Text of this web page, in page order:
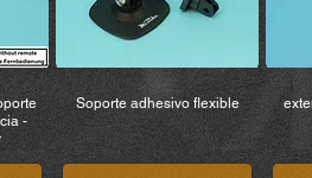
-
Soporte adhesivo flexible